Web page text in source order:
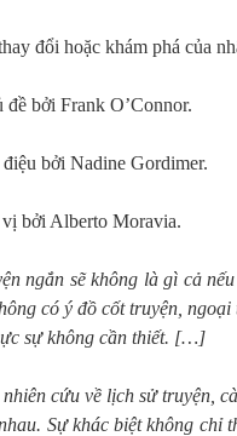
đổi hoặc khám phá của
đề bởi Frank O’Connor.
điệu bởi Nadine Gordimer.
bởi Alberto Moravia.
ngắn sẽ không là gì cả
có ý đồ cốt truyện,
sự không cần thiết. […]
nhiên cứu về lịch sử truyện,
Sự khác biệt không chỉ